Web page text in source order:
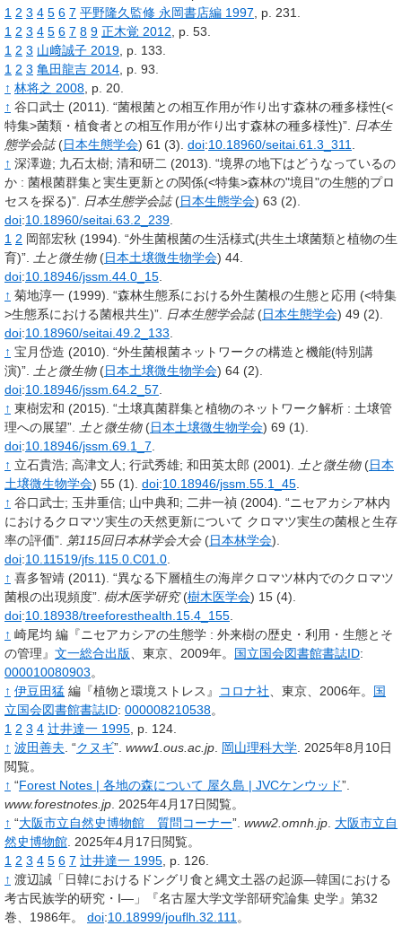
1 2 3 4 5 6 7 平野隆久監修 永岡書店編 1997 , p. 231.
1 2 3 4 5 6 7 8 9 正木覚 2012 , p. 53.
1 2 3 山﨑誠子 2019 , p. 133.
1 2 3 亀田龍吉 2014 , p. 93.
↑ 林将之 2008 , p. 20.
↑ 谷口武士 (2011). “菌根菌との相互作用が作り出す森林の種多様性(<
特集>菌類・植食者との相互作用が作り出す森林の種多様性)”.
日本生
態学会誌 (日本生態学会) 61 (3). doi:10.18960/seitai.61.3_311
↑ 深澤遊; 九石太樹; 清和研二 (2013). “境界の地下はどうなっているの
か : 菌根菌群集と実生更新との関係(<特集>森林の"境目"の生態的プロ
セスを探る)”.
日本生態学会誌 (日本生態学会) 63 (2).
doi:10.18960/seitai.63.2_239
1 2 岡部宏秋 (1994). “外生菌根菌の生活様式(共生土壌菌類と植物の生
育)”.
土と微生物 (日本土壌微生物学会) 44
doi:10.18946/jssm.44.0_15
↑ 菊地淳一 (1999). “森林生態系における外生菌根の生態と応用 (<特集
>生態系における菌根共生)”.
日本生態学会誌 (日本生態学会) 49 (2).
doi:10.18960/seitai.49.2_133
↑ 宝月岱造 (2010). “外生菌根菌ネットワークの構造と機能(特別講
演)”.
土と微生物 (日本土壌微生物学会) 64 (2).
doi:10.18946/jssm.64.2_57
↑ 東樹宏和 (2015). “土壌真菌群集と植物のネットワーク解析 : 土壌管
理への展望”.
土と微生物 (日本土壌微生物学会) 69 (1).
doi:10.18946/jssm.69.1_7
↑ 立石貴浩; 高津文人 ; 行武秀雄; 和田英太郎 (2001). 土と微生物 (日本
土壌微生物学会) 55 (1). doi:10.18946/jssm.55.1_45
↑ 谷口武士; 玉井重信; 山中典和; 二井一禎 (2004). “ニセアカシア林内
におけるクロマツ実生の天然更新について クロマツ実生の菌根と生存
率の評価”.
第115回日本林学会大会 (日本林学会).
doi:10.11519/jfs.115.0.C01.0
↑ 喜多智靖 (2011). “異なる下層植生の海岸クロマツ林内でのクロマツ
菌根の出現頻度”. 樹木医学研究 (樹木医学会) 15 (4).
doi:10.18938/treeforesthealth.15.4_155
↑ 崎尾均 編『ニセアカシアの生態学 : 外来樹の歴史・利用・生態とそ
の管理』 文一総合出版 、東京、2009年。 国立国会図書館書誌ID:
000010080903。
↑ 伊豆田猛 編『植物と環境ストレス』 コロナ社 、東京、2006年。 国
立国会図書館書誌ID: 000008210538。
1 2 3 4 辻井達一 1995 , p. 124.
↑ 波田善夫 “クヌギ”. www1.ous.ac.jp 岡山理科大学 2025年8月10日
閲覧。
↑ “Forest Notes | 各地の森について 屋久島 | JVCケンウッド”.
www.forestnotes.jp 2025年4月17日閲覧。
↑ “大阪市立自然史博物館 質問コーナー”. www2.omnh.jp 大阪市立自
然史博物館 2025年4月17日閲覧。
1 2 3 4 5 6 7 辻井達一 1995 , p. 126.
↑ 渡辺誠「日韓におけるドングリ食と縄文土器の起源―韓国における
考古民族学的研究・I―」『名古屋大学文学部研究論集 史学』第32
巻、1986年。 doi:10.18999/jouflh.32.111 。